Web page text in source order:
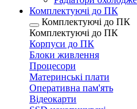
Комплектуючі до ПК
Комплектуючі до ПК
Комплектуючі до ПК
Корпуси до ПК
Блоки живлення
Процесори
Материнські плати
Оперативна пам'ять
Відеокарти